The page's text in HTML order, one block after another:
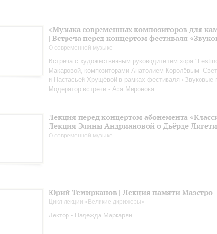
«Музыка современных композиторов для
| Встреча перед концертом фестиваля
О современной музыке
Встреча с художественным руководителем хора
Макаровой, композиторами Анатолием Королёвым,
и Настасьей Хрущёвой в рамках фестиваля «Звуковые
Модератор встречи - Ася Миронова.
Лекция перед концертом абонемента
Лекция Элины Андриановой о Дьёрде Лигети
О современной музыке
Юрий Темирканов | Лекция памяти Маэстро
Цикл лекции «Великие дирижеры»
Лектор - Надежда Маркарян